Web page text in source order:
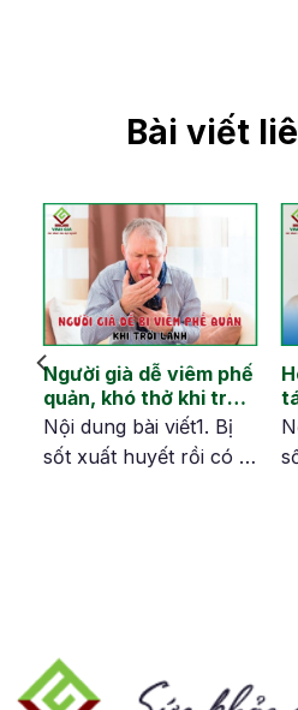
Bài viết
Người già dễ viêm phế
quản, khó thở khi trời
lạnh – Làm sao để
phòng ngừa hiệu quả?
Nội dung bài viết1. Bị
sốt xuất huyết rồi có bị
Thời tiết lạnh và khô
hanh là “ác mộng” với